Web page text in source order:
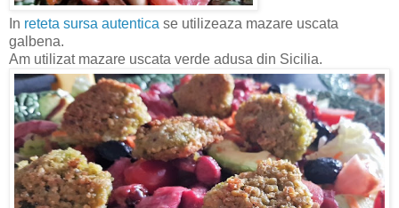
In reteta sursa autentica se utilizeaza mazare uscata
galbena.
Am utilizat mazare uscata verde adusa din Sicilia.